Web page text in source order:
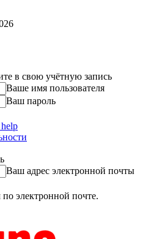
в свою учётную запись
Ваше имя пользователя
Ваш пароль
Ваш адрес электронной почты
электронной почте.